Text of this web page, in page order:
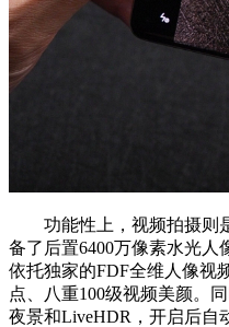
功能性上，视频拍摄则是
备了后置6400万像素水光人
依托独家的FDF全维人像视
点、八重100级视频美颜。
夜景和LiveHDR，开启后自